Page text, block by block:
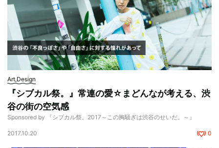
Art,Design
『シブカル祭。』常連の愛☆まどんなが考える、渋
谷の街の空気感
Sponsored by 『シブカル祭。2017～この胸騒ぎは渋谷のせいだ。～』
2017.10.20 0